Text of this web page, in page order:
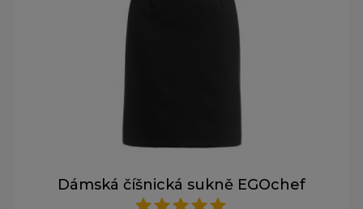
Dámská číšnická sukně EGOchef